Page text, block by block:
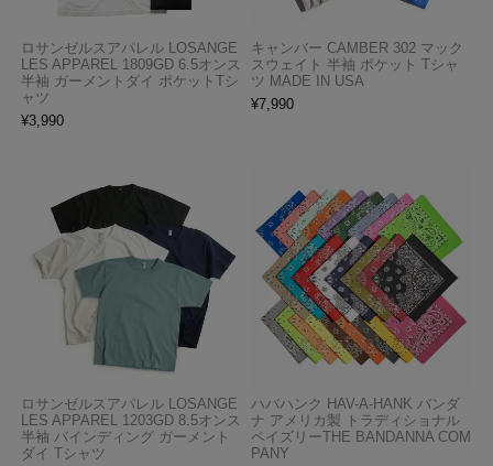
ロサンゼルスアパレル LOSANGE
LES APPAREL 1809GD 6.5オンス
半袖 ガーメントダイ ポケットTシ
ャツ
¥3,990
キャンバー CAMBER 302 マック
スウェイト 半袖 ポケット Tシャ
ツ MADE IN USA
¥7,990
ロサンゼルスアパレル LOSANGE
LES APPAREL 1203GD 8.5オンス
半袖 バインディング ガーメント
ダイ Tシャツ
ハバハンク HAV-A-HANK バンダ
ナ アメリカ製 トラディショナル
ペイズリーTHE BANDANNA COM
PANY